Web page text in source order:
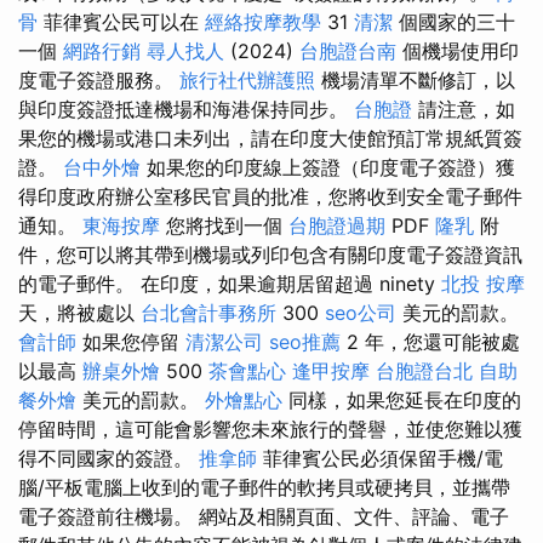
骨 菲律賓公民可以在 經絡按摩教學 31 清潔 個國家的三十
一個 網路行銷 尋人找人 (2024) 台胞證台南 個機場使用印
度電子簽證服務。 旅行社代辦護照 機場清單不斷修訂，以
與印度簽證抵達機場和海港保持同步。 台胞證 請注意，如
果您的機場或港口未列出，請在印度大使館預訂常規紙質簽
證。 台中外燴 如果您的印度線上簽證（印度電子簽證）獲
得印度政府辦公室移民官員的批准，您將收到安全電子郵件
通知。 東海按摩 您將找到一個 台胞證過期 PDF 隆乳 附
件，您可以將其帶到機場或列印包含有關印度電子簽證資訊
的電子郵件。 在印度，如果逾期居留超過 ninety 北投 按摩
天，將被處以 台北會計事務所 300 seo公司 美元的罰款。
會計師 如果您停留 清潔公司 seo推薦 2 年，您還可能被處
以最高 辦桌外燴 500 茶會點心 逢甲按摩 台胞證台北 自助
餐外燴 美元的罰款。 外燴點心 同樣，如果您延長在印度的
停留時間，這可能會影響您未來旅行的聲譽，並使您難以獲
得不同國家的簽證。 推拿師 菲律賓公民必須保留手機/電
腦/平板電腦上收到的電子郵件的軟拷貝或硬拷貝，並攜帶
電子簽證前往機場。 網站及相關頁面、文件、評論、電子